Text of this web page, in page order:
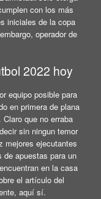
con los más
iniciales de la copa
operador de
2022 hoy
equipo posible para
en primera de plana
que no erraba
sin ningun temor
mejores ejecutantes
de apuestas para un
en la casa
el artículo del
aquí sí.